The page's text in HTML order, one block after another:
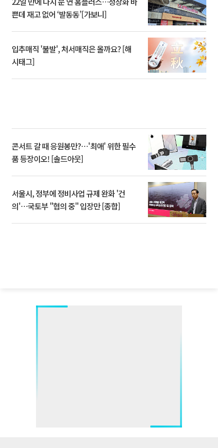
쁜데 재고 없어 ‘발동동’[가보니]
입추매직 '불발', 처서매직은 올까요? [해
시태그]
콘서트 갈 때 응원봉만?⋯'최애' 위한 필수
품 등장이오! [솔드아웃]
서울시, 정부에 정비사업 규제 완화 '건
의'⋯국토부 "협의 중" 입장만 [종합]